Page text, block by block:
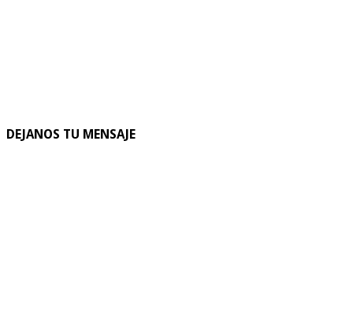
DEJANOS TU MENSAJE